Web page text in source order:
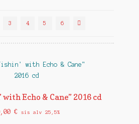
3 4 5 6
with Echo & Cane” 2016 cd
€ sis alv 25,5%